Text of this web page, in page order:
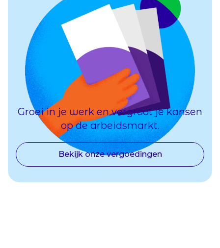
Groei in je werk en vergroot je kansen
op de arbeidsmarkt.
Bekijk onze vergoedingen